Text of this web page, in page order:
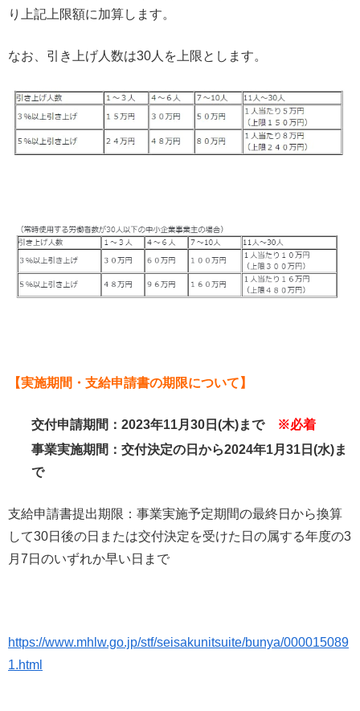
り上記上限額に加算します。
なお、引き上げ人数は30人を上限とします。
【実施期間・支給申請書の期限について】
交付申請期間：2023年11月30日(木)まで
※必着
事業実施期間：交付決定の日から2024年1月31日(水)ま
で
支給申請書提出期限：事業実施予定期間の最終日から換算
して30日後の日または交付決定を受けた日の属する年度の3
月7日のいずれか早い日まで
https://www.mhlw.go.jp/stf/seisakunitsuite/bunya/000015089
1.html